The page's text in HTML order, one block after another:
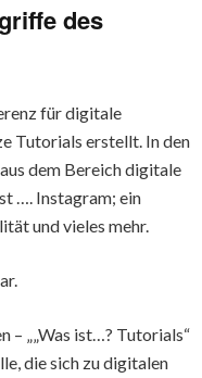
des
für digitale
Tutorials erstellt. In den
dem Bereich digitale
…. Instagram; ein
und vieles mehr.
– „„Was ist…? Tutorials“
die sich zu digitalen